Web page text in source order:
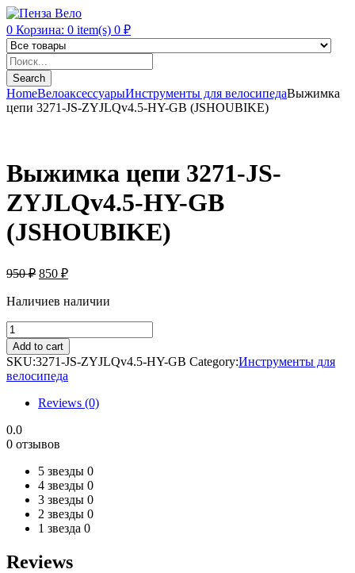
0 Корзина: 0 item(s) 0 ₽
Products
search
Search
HomeВелоаксессуарыИнструменты для велосипедаВыжимка
цепи 3271-JS-ZYJLQv4.5-HY-GB (JSHOUBIKE)
Выжимка цепи 3271-JS-
ZYJLQv4.5-HY-GB
(JSHOUBIKE)
950₽ 850 ₽
Наличиев наличии
Выжимка
цепи
3271-
JS-
ZYJLQv4.5-
HY-
(JSHOUBIKE)
quantity
Add to cart
SKU:3271-JS-ZYJLQv4.5-HY-GB Category:Инструменты для
велосипеда
Reviews (0)
0.0
0 отзывов
5 звезды 0
4 звезды 0
3 звезды 0
2 звезды 0
1 звезда 0
Reviews